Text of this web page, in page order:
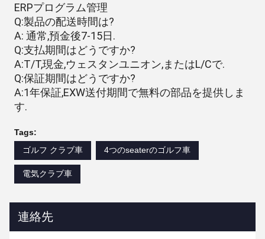
ERPプログラム管理
Q:製品の配送時間は?
A: 通常,預金後7-15日.
Q:支払期間はどうですか?
A:T/T,現金,ウェスタンユニオン,またはL/Cで.
Q:保証期間はどうですか?
A:1年保証,EXW送付期間で無料の部品を提供しま
す.
Tags:
ゴルフ クラブ車
4つのseaterのゴルフ車
電気クラブ車
連絡先